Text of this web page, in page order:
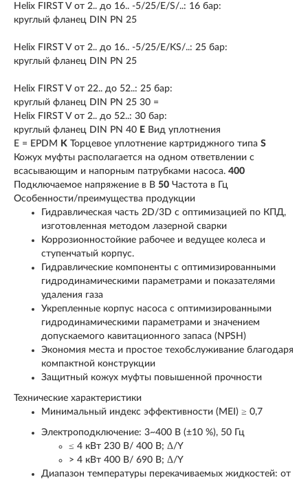
Helix FIRST V от 2.. до 16.. -5/25/E/S/..: 16 бар:
круглый фланец DIN PN 25
Helix FIRST V от 2.. до 16.. -5/25/E/KS/..: 25 бар:
круглый фланец DIN PN 25
Helix FIRST V от 22.. до 52..: 25 бар:
круглый фланец DIN PN 25 30 =
Helix FIRST V от 2.. до 52..: 30 бар:
круглый фланец DIN PN 40 E Вид уплотнения
E = EPDM
K Торцевое уплотнение картриджного типа S
Кожух муфты располагается на одном ответвлении с
всасывающим и напорным патрубками насоса. 400
Подключаемое напряжение в В 50 Частота в Гц
Особенности/преимущества продукции
Гидравлическая часть 2D/3D с оптимизацией по КПД,
изготовленная методом лазерной сварки
Коррозионностойкие рабочее и ведущее колеса и
ступенчатый корпус.
Гидравлические компоненты с оптимизированными
гидродинамическими параметрами и показателями
удаления газа
Укрепленные корпус насоса с оптимизированными
гидродинамическими параметрами и значением
допускаемого кавитационного запаса (NPSH)
Экономия места и простое техобслуживание благодаря
компактной конструкции
Защитный кожух муфты повышенной прочности
Технические характеристики
Минимальный индекс эффективности (MEI) ≥ 0,7
Электроподключение: 3~400 В (±10 %), 50 Гц
≤ 4 кВт 230 В/ 400 В; Δ/Y
> 4 кВт 400 В/ 690 В; Δ/Y
Диапазон температуры перекачиваемых жидкостей: от